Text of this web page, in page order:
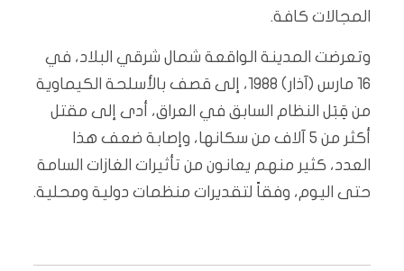
المجالات كافة.
وتعرضت المدينة الواقعة شمال شرقي البلاد، في
16 مارس (آذار) 1988، إلى قصف بالأسلحة الكيماوية
من قِبَل النظام السابق في العراق، أدى إلى مقتل
أكثر من 5 آلاف من سكانها، وإصابة ضعف هذا
العدد، كثير منهم يعانون من تأثيرات الغازات السامة
حتى اليوم، وفقاً لتقديرات منظمات دولية ومحلية.